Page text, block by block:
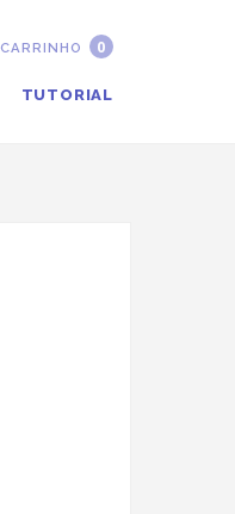
CARRINHO 0
TUTORIAL